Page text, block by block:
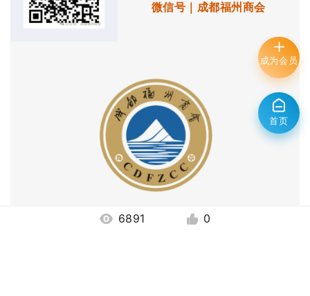
微信号｜成都福州商会
6891 0
成为会员
首页